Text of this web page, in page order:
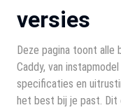
versies
Deze pagina toont alle
Caddy, van
specificaties en
het best bij je past. Dit